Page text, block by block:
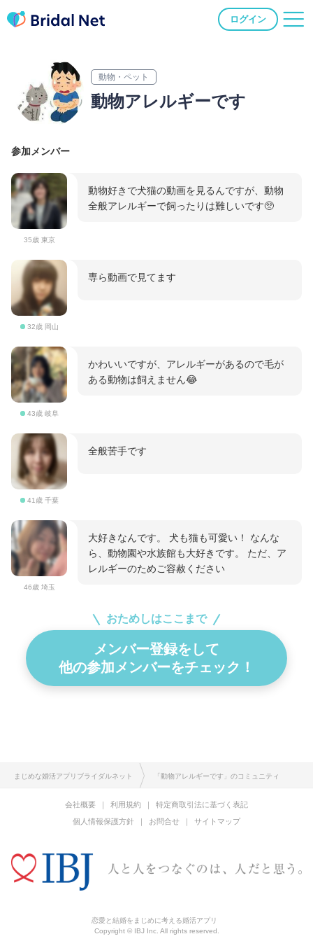
ログイン
動物・ペット
動物アレルギーです
参加メンバー
35歳 東京
動物好きで犬猫の動画を見るんですが、動物
全般アレルギーで飼ったりは難しいです🥺
32歳 岡山
専ら動画で見てます
43歳 岐阜
かわいいですが、アレルギーがあるので毛が
ある動物は飼えません😂
41歳 千葉
全般苦手です
46歳 埼玉
大好きなんです。 犬も猫も可愛い！ なんな
ら、動物園や水族館も大好きです。 ただ、ア
レルギーのためご容赦ください
おためしはここまで
メンバー登録をして
他の参加メンバーをチェック！
まじめな婚活アプリブライダルネット 「動物アレルギーです」のコミュニティ
会社概要 利用規約
特定商取引法に基づく表記
個人情報保護方針
お問合せ サイトマップ
恋愛と結婚をまじめに考える婚活アプリ
Copyright © IBJ Inc. All rights reserved.